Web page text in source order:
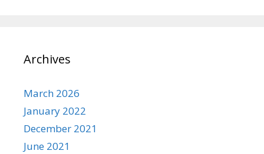
Archives
March 2026
January 2022
December 2021
June 2021